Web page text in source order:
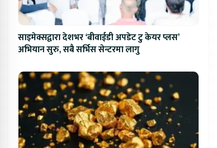
साइमेक्सद्वारा देशभर ‘बीवाईडी अपडेट टु केयर प्लस’
अभियान सुरु, सबै सर्भिस सेन्टरमा लागु